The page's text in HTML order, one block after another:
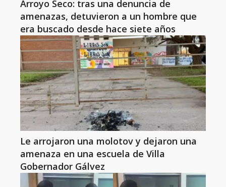
Arroyo Seco: tras una denuncia de
amenazas, detuvieron a un hombre que
era buscado desde hace siete años
Le arrojaron una molotov y dejaron una
amenaza en una escuela de Villa
Gobernador Gálvez